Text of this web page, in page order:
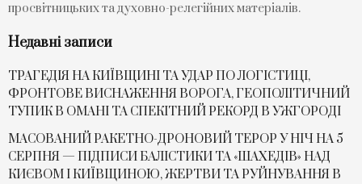
просвітницьких та духовно-релегійних матеріалів.
Недавні записи
ТРАГЕДІЯ НА КИЇВЩИНІ ТА УДАР ПО ЛОГІСТИЦІ,
ФРОНТОВЕ ВИСНАЖЕННЯ ВОРОГА, ГЕОПОЛІТИЧНИЙ
ТУПИК В ОМАНІ ТА СПЕКІТНИЙ РЕКОРД В УЖГОРОДІ
МАСОВАНИЙ РАКЕТНО-ДРОНОВИЙ ТЕРОР У НІЧ НА 5
СЕРПНЯ — ПІДПИСИ БАЛІСТИКИ ТА «ШАХЕДІВ» НАД
КИЄВОМ І КИЇВЩИНОЮ, ЖЕРТВИ ТА РУЙНУВАННЯ В